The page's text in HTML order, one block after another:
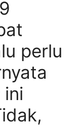
perlu
ini